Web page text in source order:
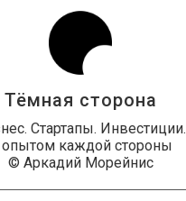
Тёмная сторона
Стартапы. Инвестиции.
каждой стороны
© Аркадий Морейнис